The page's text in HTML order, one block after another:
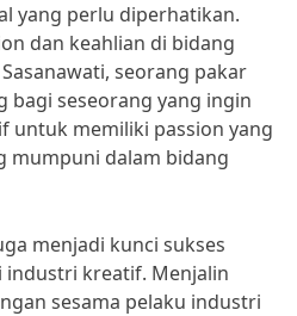
yang perlu diperhatikan.
dan keahlian di bidang
seorang pakar
bagi seseorang yang ingin
untuk memiliki passion yang
mumpuni dalam bidang
menjadi kunci sukses
kreatif. Menjalin
sesama pelaku industri